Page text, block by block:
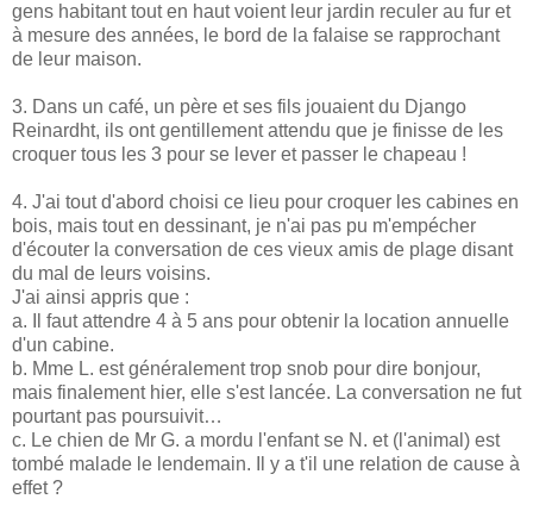
gens habitant tout en haut voient leur jardin reculer au fur et
à mesure des années, le bord de la falaise se rapprochant
de leur maison.
3. Dans un café, un père et ses fils jouaient du Django
Reinardht, ils ont gentillement attendu que je finisse de les
croquer tous les 3 pour se lever et passer le chapeau !
4. J'ai tout d'abord choisi ce lieu pour croquer les cabines en
bois, mais tout en dessinant, je n'ai pas pu m'empécher
d'écouter la conversation de ces vieux amis de plage disant
du mal de leurs voisins.
J'ai ainsi appris que :
a. Il faut attendre 4 à 5 ans pour obtenir la location annuelle
d'un cabine.
b. Mme L. est généralement trop snob pour dire bonjour,
mais finalement hier, elle s'est lancée. La conversation ne fut
pourtant pas poursuivit…
c. Le chien de Mr G. a mordu l'enfant se N. et (l'animal) est
tombé malade le lendemain. Il y a t'il une relation de cause à
effet ?